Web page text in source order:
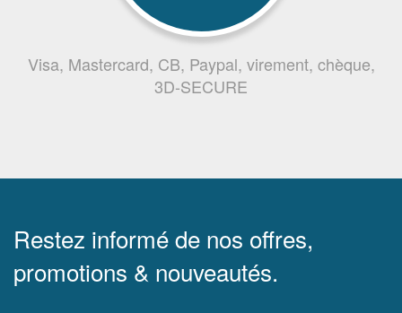
Visa, Mastercard, CB, Paypal, virement, chèque,
3D-SECURE
Restez informé de nos offres,
promotions & nouveautés.